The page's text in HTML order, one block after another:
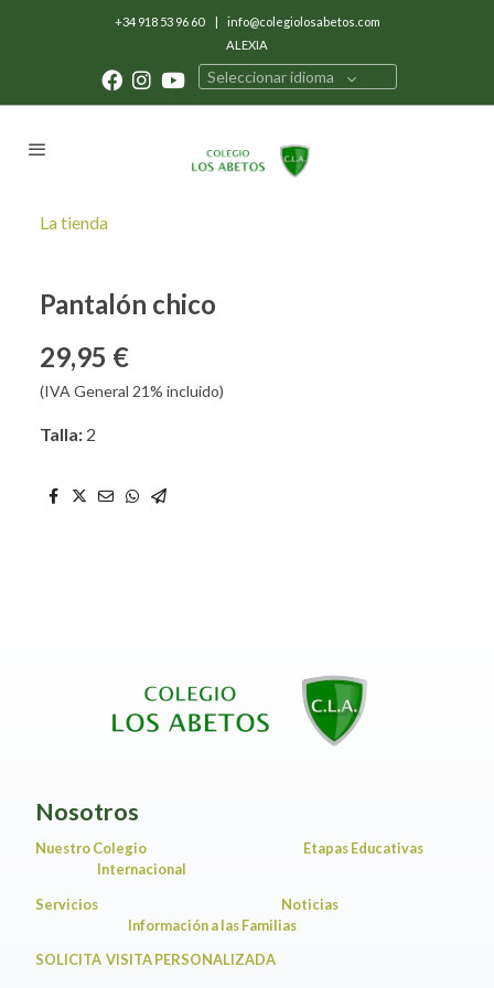
+34 918 53 96 60 |
info@colegiolosabetos.com
ALEXIA
Seleccionar idioma
La tienda
Pantalón chico
29,95 €
(IVA General 21% incluido)
Talla: 2
Nosotros
Nuestro Colegio
Etapas Educativas
Internacional
Servicios
Noticias
Información a las Familias
SOLICITA VISITA PERSONALIZADA